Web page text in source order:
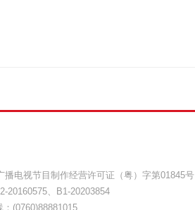
播电视节目制作经营许可证（粤）字第01845号
20160575、
B1-20203854
(0760)88881015